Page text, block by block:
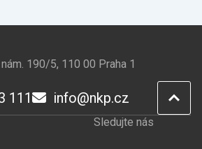
190/5, 110 00 Praha 1
111 info@nkp.cz
Sledujte nás